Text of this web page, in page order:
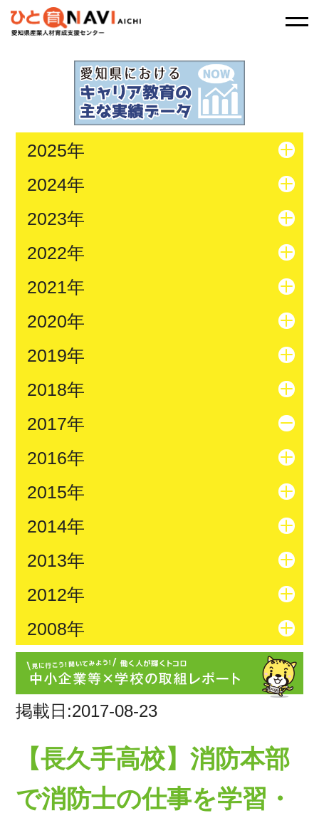
2025年
2024年
2023年
2022年
2021年
2020年
2019年
2018年
2017年
2016年
2015年
2014年
2013年
2012年
2008年
掲載日:2017-08-23
【長久手高校】消防本部
で消防士の仕事を学習・